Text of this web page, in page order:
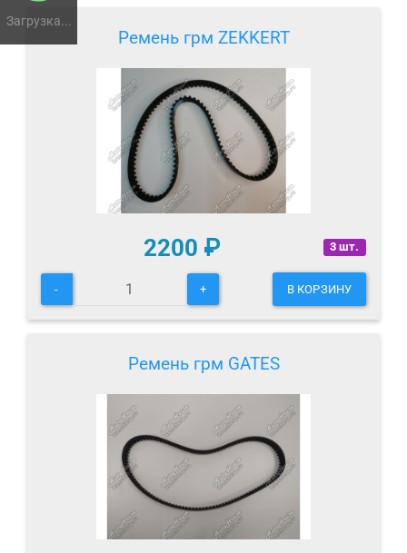
Загрузка...
Ремень грм ZEKKERT
3 шт.
2200 ₽
- + В КОРЗИНУ
Ремень грм GATES